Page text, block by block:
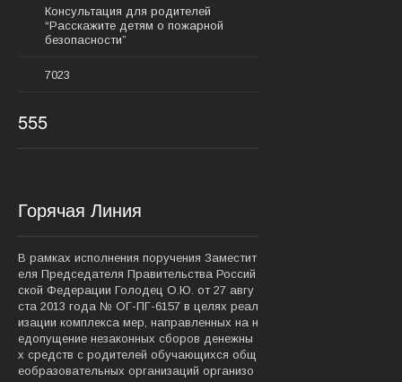
Консультация для родителей
“Расскажите детям о пожарной
безопасности”
7023
555
Горячая Линия
В рамках исполнения поручения Заместит
еля Председателя Правительства Россий
ской Федерации Голодец О.Ю. от 27 авгу
ста 2013 года № ОГ-ПГ-6157 в целях реал
изации комплекса мер, направленных на н
едопущение незаконных сборов денежны
х средств с родителей обучающихся общ
еобразовательных организаций организо